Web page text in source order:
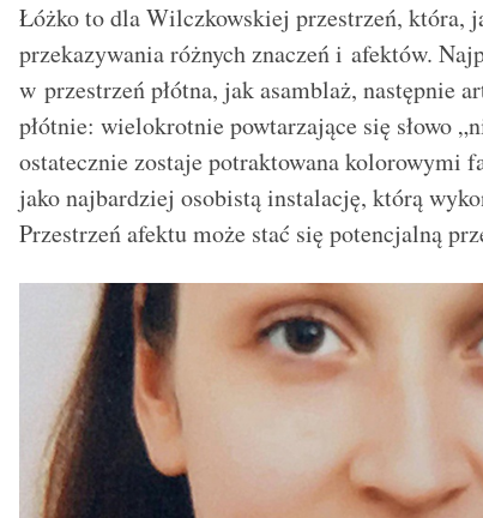
Łóżko to dla Wilczkowskiej przestrzeń, która,
przekazywania różnych znaczeń i afektów.
w przestrzeń płótna, jak asamblaż, następnie
płótnie: wielokrotnie powtarzające się słowo
ostatecznie zostaje potraktowana kolorowymi
jako najbardziej osobistą instalację, którą
Przestrzeń afektu może stać się potencjalną